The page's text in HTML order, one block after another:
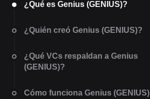
¿Qué es Genius (GENIUS)?
¿Quién creó Genius (GENIUS)?
¿Qué VCs respaldan a Genius
(GENIUS)?
Cómo funciona Genius (GENIUS)